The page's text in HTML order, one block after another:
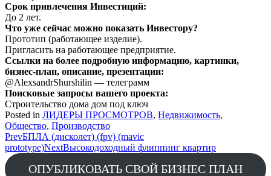
Срок привлечения Инвестиций:
До 2 лет.
Что уже сейчас можно показать Инвестору?
Прототип (работающее изделие).
Пригласить на работающее предприятие.
Ссылки на более подробную информацию, картинки,
бизнес-план, описание, презентации:
@AlexsandrShurshilin — телеграмм
Поисковые запросы вашего проекта:
Строительство дома дом под ключ
Posted in ЛИДЕРЫ ПРОСМОТРОВ, Недвижимость,
Общество, Производство
Post
navigation
PrevБПЛА (дисколет) (fpv) (mavic
prototype)NextВысокодоходный флиппинг квартир
ОПУБЛИКОВАТЬ СВОЙ БИЗНЕС ПЛАН